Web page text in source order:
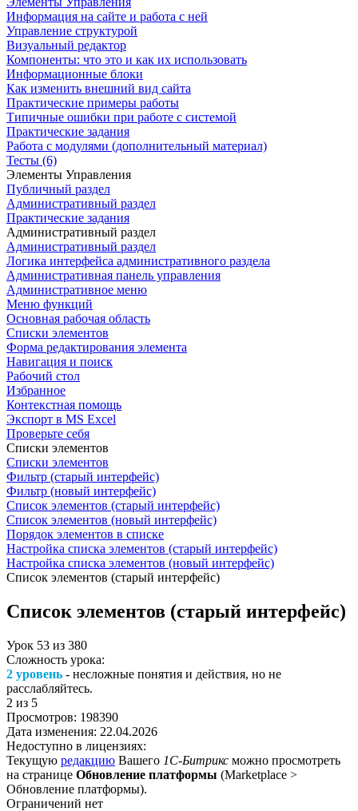
Информация на сайте и работа с ней
Управление структурой
Визуальный редактор
Компоненты: что это и как их использовать
Информационные блоки
Как изменить внешний вид сайта
Практические примеры работы
Типичные ошибки при работе с системой
Практические задания
Работа с модулями (дополнительный материал)
Тесты (6)
Элементы Управления
Публичный раздел
Административный раздел
Практические задания
Административный раздел
Административный раздел
Логика интерфейса административного раздела
Административная панель управления
Административное меню
Меню функций
Основная рабочая область
Списки элементов
Форма редактирования элемента
Навигация и поиск
Рабочий стол
Избранное
Контекстная помощь
Экспорт в MS Excel
Проверьте себя
Списки элементов
Списки элементов
Фильтр (старый интерфейс)
Фильтр (новый интерфейс)
Список элементов (старый интерфейс)
Список элементов (новый интерфейс)
Порядок элементов в списке
Настройка списка элементов (старый интерфейс)
Настройка списка элементов (новый интерфейс)
Список элементов (старый интерфейс)
Список элементов (старый интерфейс)
Урок 53 из 380
Сложность урока:
2 уровень - несложные понятия и действия, но не
расслабляйтесь.
2 из 5
Просмотров: 198390
Дата изменения: 22.04.2026
Недоступно в лицензиях:
Текущую редакцию Вашего 1С-Битрикс можно просмотреть
на странице Обновление платформы (Marketplace >
Обновление платформы).
Ограничений нет